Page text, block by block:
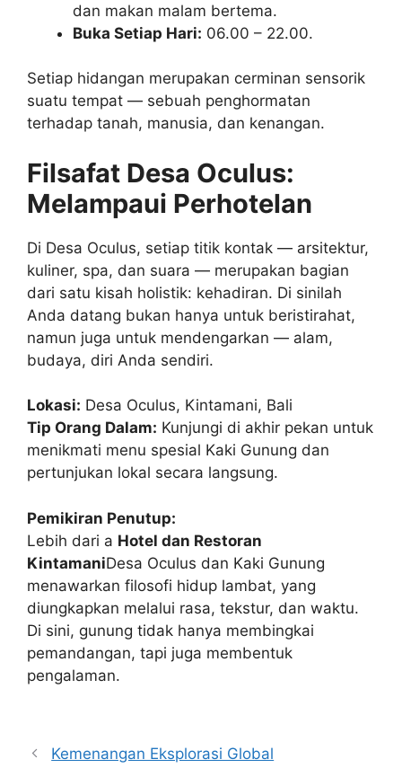
dan makan malam bertema.
Buka Setiap Hari: 06.00 – 22.00.
Setiap hidangan merupakan cerminan sensorik
suatu tempat — sebuah penghormatan
terhadap tanah, manusia, dan kenangan.
Filsafat Desa Oculus:
Melampaui Perhotelan
Di Desa Oculus, setiap titik kontak — arsitektur,
kuliner, spa, dan suara — merupakan bagian
dari satu kisah holistik: kehadiran. Di sinilah
Anda datang bukan hanya untuk beristirahat,
namun juga untuk mendengarkan — alam,
budaya, diri Anda sendiri.
Lokasi: Desa Oculus, Kintamani, Bali
Tip Orang Dalam: Kunjungi di akhir pekan untuk
menikmati menu spesial Kaki Gunung dan
pertunjukan lokal secara langsung.
Pemikiran Penutup:
Lebih dari a Hotel dan Restoran
KintamaniDesa Oculus dan Kaki Gunung
menawarkan filosofi hidup lambat, yang
diungkapkan melalui rasa, tekstur, dan waktu.
Di sini, gunung tidak hanya membingkai
pemandangan, tapi juga membentuk
pengalaman.
Kemenangan Eksplorasi Global